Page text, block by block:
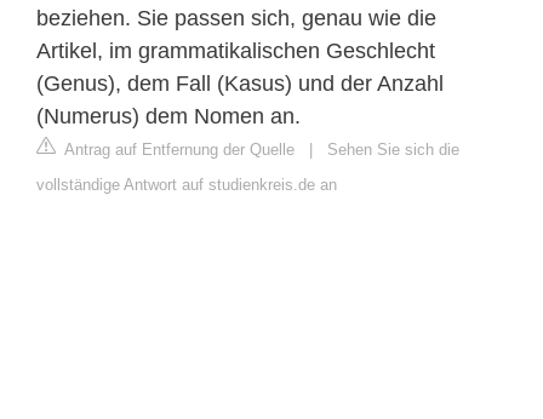
beziehen. Sie passen sich, genau wie die
Artikel, im grammatikalischen Geschlecht
(Genus), dem Fall (Kasus) und der Anzahl
(Numerus) dem Nomen an.
Antrag auf Entfernung der Quelle
Sehen Sie sich die
vollständige Antwort auf studienkreis.de an